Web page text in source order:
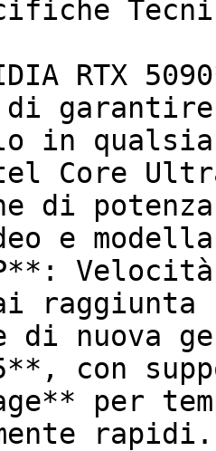
RTX
di
in
Core
di
e
raggiunta
di nuova
con
per
rapidi.